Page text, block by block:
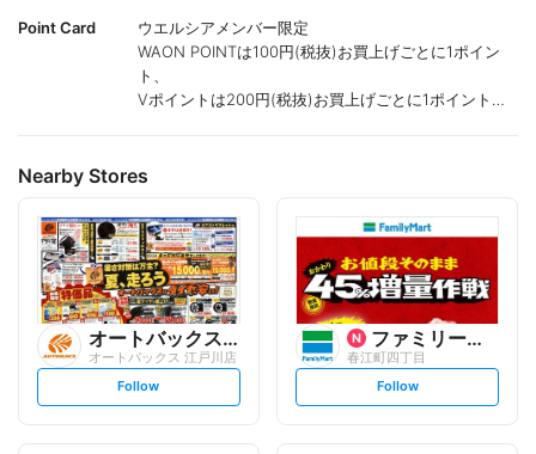
Point Card
ウエルシアメンバー限定
WAON POINTは100円(税抜)お買上げごとに1ポイン
ト、
Vポイントは200円(税抜)お買上げごとに1ポイント進
Nearby Stores
オートバックスグループ
オートバックス 江戸川店
s
t
Follow
ファミリーマート
春江町四丁目
s
t
Follow